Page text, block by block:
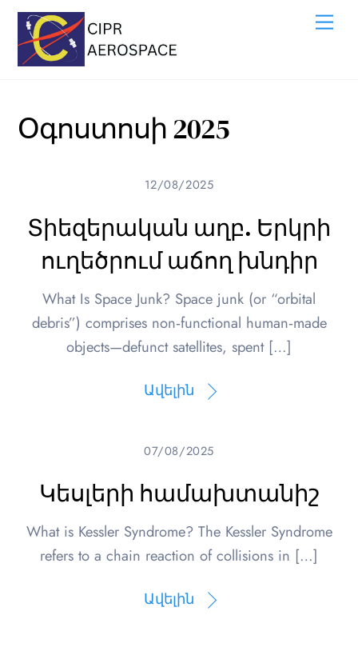
Skip
content
Օգոստոսի 2025
12/08/2025
Տիեզերական աղբ. Երկրի
ուղեծրում աճող խնդիր
What Is Space Junk? Space junk (or “orbital
debris”) comprises non‑functional human‑made
objects—defunct satellites, spent […]
Ավելին
07/08/2025
Կեսլերի համախտանիշ
What is Kessler Syndrome? The Kessler Syndrome
refers to a chain reaction of collisions in […]
Ավելին